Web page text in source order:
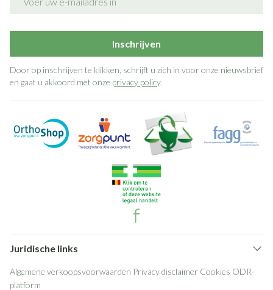
Inschrijven
Door op inschrijven te klikken, schrijft u zich in voor onze nieuwsbrief
en gaat u akkoord met onze privacy policy.
Juridische links
Algemene verkoopsvoorwaarden Privacy disclaimer Cookies ODR-
platform